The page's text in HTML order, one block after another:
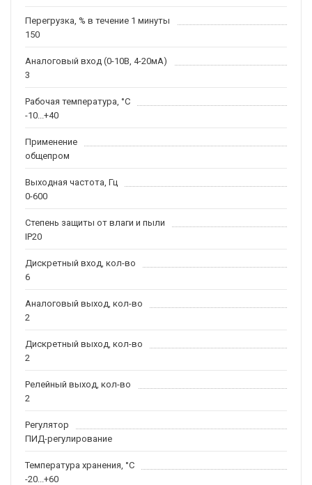
Перегрузка, % в течение 1 минуты
150
Аналоговый вход (0-10В, 4-20мА)
3
Рабочая температура, °С
-10...+40
Применение
общепром
Выходная частота, Гц
0-600
Степень защиты от влаги и пыли
IP20
Дискретный вход, кол-во
6
Аналоговый выход, кол-во
2
Дискретный выход, кол-во
2
Релейный выход, кол-во
2
Регулятор
ПИД-регулирование
Температура хранения, °С
-20...+60